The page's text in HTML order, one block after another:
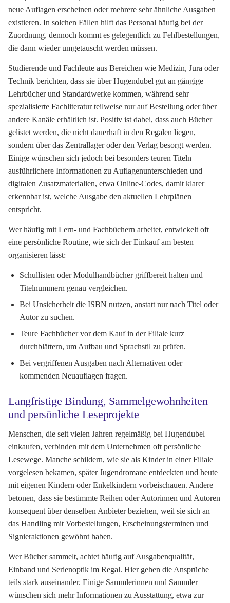
neue Auflagen erscheinen oder mehrere sehr ähnliche Ausgaben
existieren. In solchen Fällen hilft das Personal häufig bei der
Zuordnung, dennoch kommt es gelegentlich zu Fehlbestellungen,
die dann wieder umgetauscht werden müssen.
Studierende und Fachleute aus Bereichen wie Medizin, Jura oder
Technik berichten, dass sie über Hugendubel gut an gängige
Lehrbücher und Standardwerke kommen, während sehr
spezialisierte Fachliteratur teilweise nur auf Bestellung oder über
andere Kanäle erhältlich ist. Positiv ist dabei, dass auch Bücher
gelistet werden, die nicht dauerhaft in den Regalen liegen,
sondern über das Zentrallager oder den Verlag besorgt werden.
Einige wünschen sich jedoch bei besonders teuren Titeln
ausführlichere Informationen zu Auflagenunterschieden und
digitalen Zusatzmaterialien, etwa Online-Codes, damit klarer
erkennbar ist, welche Ausgabe den aktuellen Lehrplänen
entspricht.
Wer häufig mit Lern- und Fachbüchern arbeitet, entwickelt oft
eine persönliche Routine, wie sich der Einkauf am besten
organisieren lässt:
Schullisten oder Modulhandbücher griffbereit halten und
Titelnummern genau vergleichen.
Bei Unsicherheit die ISBN nutzen, anstatt nur nach Titel oder
Autor zu suchen.
Teure Fachbücher vor dem Kauf in der Filiale kurz
durchblättern, um Aufbau und Sprachstil zu prüfen.
Bei vergriffenen Ausgaben nach Alternativen oder
kommenden Neuauflagen fragen.
Langfristige Bindung, Sammelgewohnheiten
und persönliche Leseprojekte
Menschen, die seit vielen Jahren regelmäßig bei Hugendubel
einkaufen, verbinden mit dem Unternehmen oft persönliche
Lesewege. Manche schildern, wie sie als Kinder in einer Filiale
vorgelesen bekamen, später Jugendromane entdeckten und heute
mit eigenen Kindern oder Enkelkindern vorbeischauen. Andere
betonen, dass sie bestimmte Reihen oder Autorinnen und Autoren
konsequent über denselben Anbieter beziehen, weil sie sich an
das Handling mit Vorbestellungen, Erscheinungsterminen und
Signieraktionen gewöhnt haben.
Wer Bücher sammelt, achtet häufig auf Ausgabenqualität,
Einband und Serienoptik im Regal. Hier gehen die Ansprüche
teils stark auseinander. Einige Sammlerinnen und Sammler
wünschen sich mehr Informationen zu Ausstattung, etwa zur